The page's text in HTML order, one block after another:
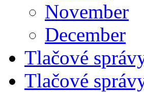
November
December
Tlačové
Tlačové